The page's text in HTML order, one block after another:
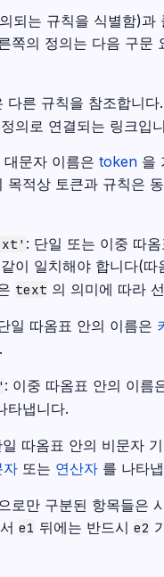
되는 규칙을 식별함)과
쪽의 정의는 다음 구문
다른 규칙을 참조합니다
의로 연결되는 링크입
대문자 이름은 token 을
목적상 토큰과 규칙은
: 단일 또는 이중 따
이 일치해야 합니다(따
text 의 의미에 따라
일 따옴표 안의 이름은
: 이중 따옴표 안의 이름
타냅니다.
일 따옴표 안의 비문자
자 또는 연산자 를 나타
로만 구분된 항목들은
e1 뒤에는 반드시 e2